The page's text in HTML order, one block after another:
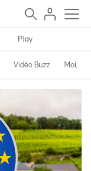
Play
Vidéo Buzz Moi,